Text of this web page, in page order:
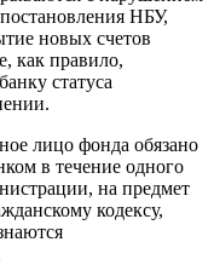
НБУ,
новых счетов
как правило,
статуса
лицо фонда обязано
в течение одного
на предмет
кодексу,